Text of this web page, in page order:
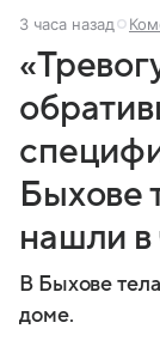
3 часа назад
Быхове
нашли в
В Быхове
доме.